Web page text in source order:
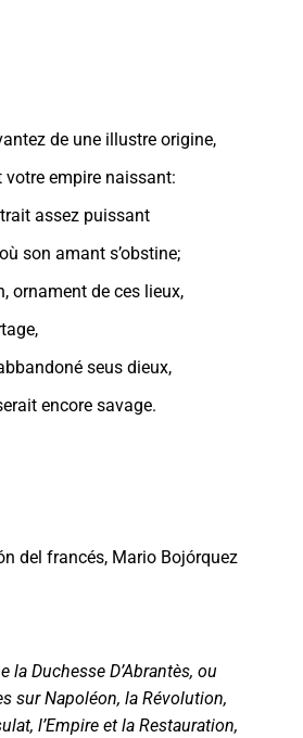
de une illustre origine,
votre empire naissant:
assez puissant
son amant s’obstine;
ornament de ces lieux,
seus dieux,
encore savage.
del francés, Mario Bojórquez
la Duchesse D’Abrantès, ou
sur Napoléon, la Révolution,
l’Empire et la Restauration,